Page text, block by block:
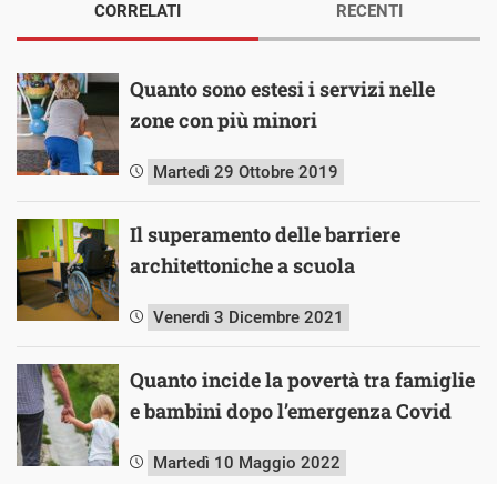
CORRELATI
Quanto sono estesi i servizi nelle
zone con più minori
Martedì 29 Ottobre 2019
Il superamento delle barriere
architettoniche a scuola
Venerdì 3 Dicembre 2021
Quanto incide la povertà tra famiglie
e bambini dopo l’emergenza Covid
Martedì 10 Maggio 2022
RECENTI